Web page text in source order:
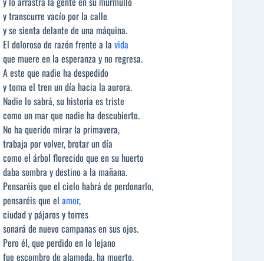
y transcurre vacío por la calle
y se sienta delante de una máquina.
El doloroso de razón frente a la vida
que muere en la esperanza y no regresa.
A este que nadie ha despedido
y toma el tren un día hacia la aurora.
Nadie lo sabrá, su historia es triste
como un mar que nadie ha descubierto.
No ha querido mirar la primavera,
trabaja por volver, brotar un día
como el árbol florecido que en su huerto
daba sombra y destino a la mañana.
Pensaréis que el cielo habrá de perdonarlo,
pensaréis que el amor,
ciudad y pájaros y torres
sonará de nuevo campanas en sus ojos.
Pero él, que perdido en lo lejano
fue escombro de alameda, ha muerto.